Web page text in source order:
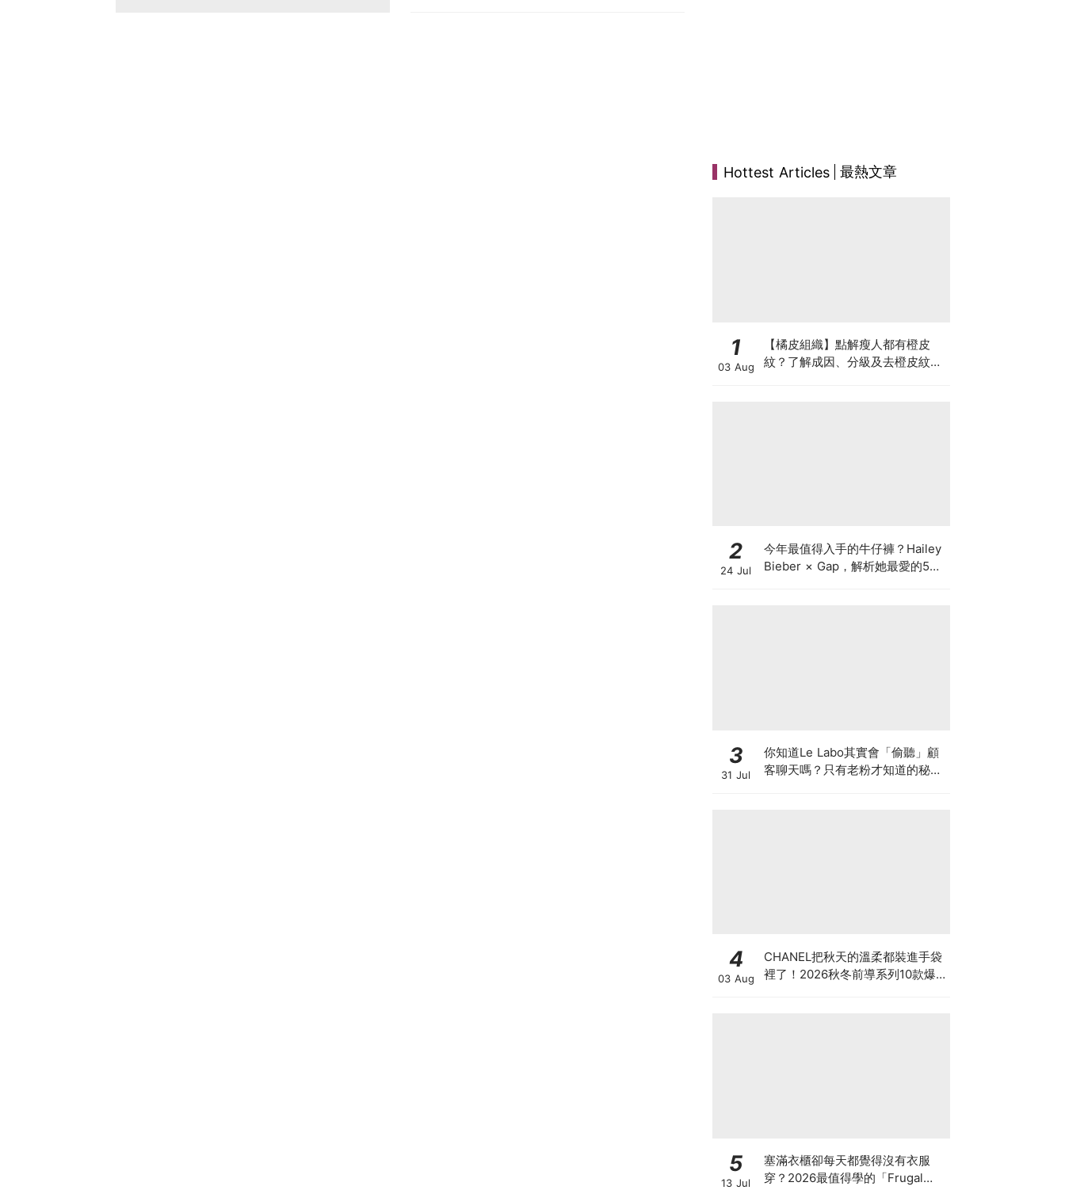
Hottest Articles 最熱文章
1
03 Aug
【橘皮組織】點解瘦人都有橙皮
紋？了解成因、分級及去橙皮紋改
2
24 Jul
今年最值得入手的牛仔褲？Hailey
Bieber × Gap，解析她最愛的5種
3
31 Jul
你知道Le Labo其實會「偷聽」顧
客聊天嗎？只有老粉才知道的秘密
4
03 Aug
CHANEL把秋天的溫柔都裝進手袋
裡了！2026秋冬前導系列10款爆
5
13 Jul
塞滿衣櫃卻每天都覺得沒有衣服
穿？2026最值得學的「Frugal